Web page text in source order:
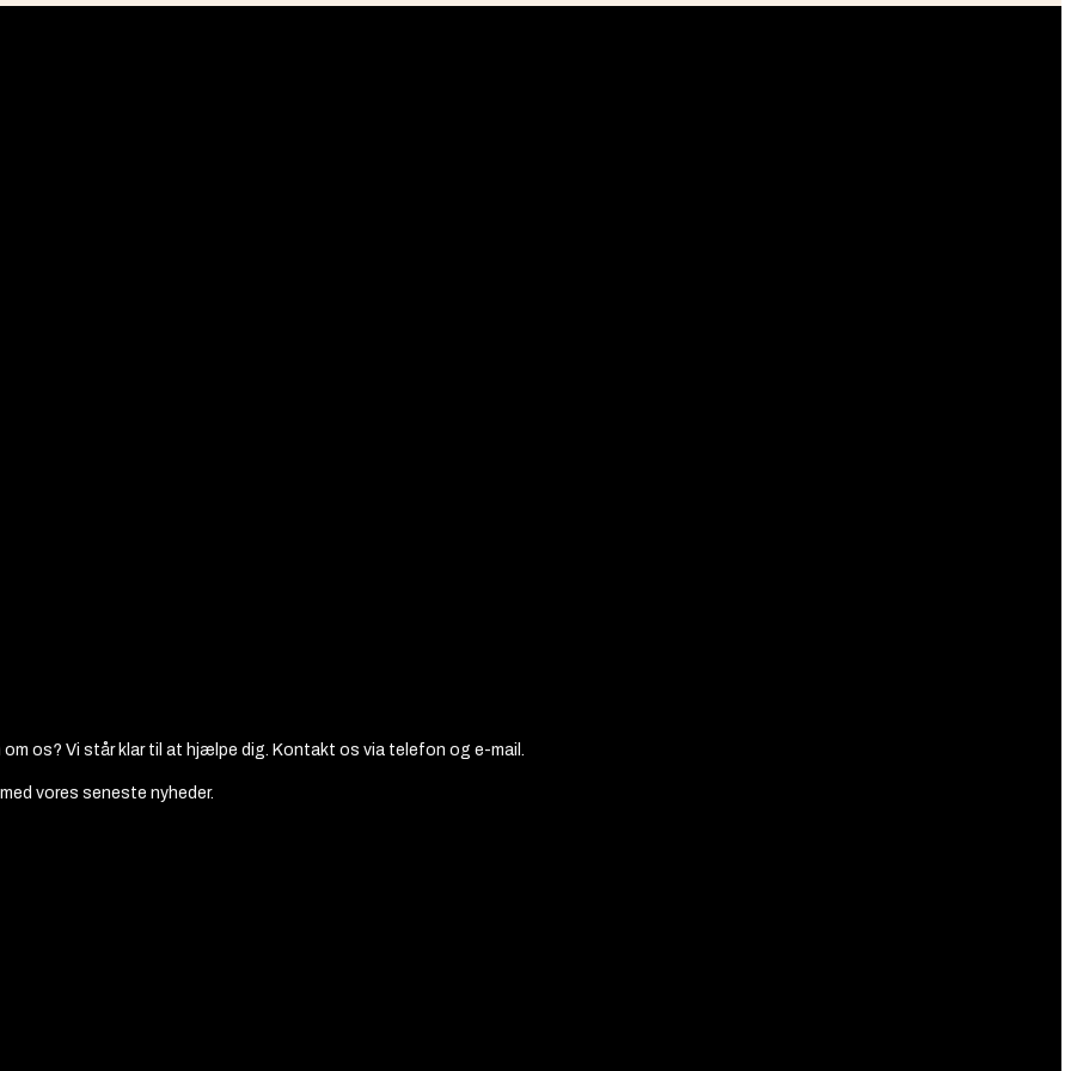
os? Vi står klar til at hjælpe dig. Kontakt os via telefon og e-mail.
vores seneste nyheder.